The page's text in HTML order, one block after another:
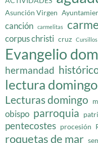
Asunción Virgen
canción carmelitas
corpus christi cruz
Evangelio
hermandad
lectura domingo
Lecturas domingo
obispo parroquia
pentecostes procesión
roquetas de mar